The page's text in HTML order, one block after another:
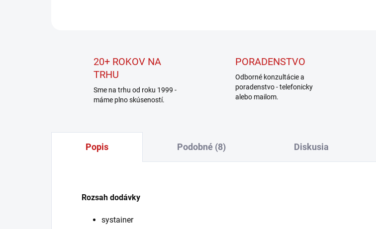
20+ ROKOV NA
TRHU
Sme na trhu od roku 1999 -
máme plno skúseností.
PORADENSTVO
Odborné konzultácie a
poradenstvo - telefonicky
alebo mailom.
Popis Podobné (8) Diskusia
Rozsah dodávky
systainer